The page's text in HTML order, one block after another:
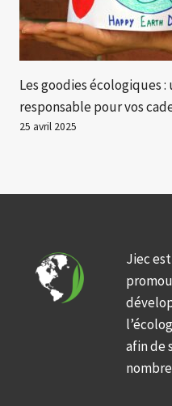
Les goodies écologiques
responsable pour vos
25 avril 2025
Jiec
afin de